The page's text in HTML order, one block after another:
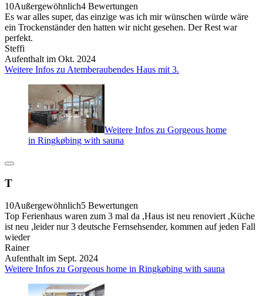
10Außergewöhnlich4 Bewertungen
Es war alles super, das einzige was ich mir wünschen würde wäre
ein Trockenständer den hatten wir nicht gesehen. Der Rest war
perfekt.
Steffi
Aufenthalt im Okt. 2024
Weitere Infos zu Atemberaubendes Haus mit 3.
Weitere Infos zu Gorgeous home
in Ringkøbing with sauna
T
10Außergewöhnlich5 Bewertungen
Top Ferienhaus waren zum 3 mal da ,Haus ist neu renoviert ,Küche
ist neu ,leider nur 3 deutsche Fernsehsender, kommen auf jeden Fall
wieder
Rainer
Aufenthalt im Sept. 2024
Weitere Infos zu Gorgeous home in Ringkøbing with sauna